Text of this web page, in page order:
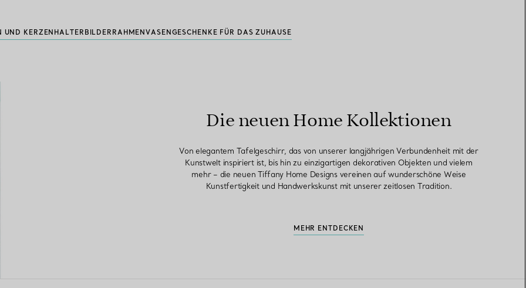
UND KERZENHALTER BILDERRAHMENVASEN GESCHENKE FÜR DAS ZUHAUSE
Die neuen Home Kollektionen
Von elegantem Tafelgeschirr, das von unserer langjährigen Verbundenheit mit der
Kunstwelt inspiriert ist, bis hin zu einzigartigen dekorativen Objekten und vielem
mehr – die neuen Tiffany Home Designs vereinen auf wunderschöne Weise
Kunstfertigkeit und Handwerkskunst mit unserer zeitlosen Tradition.
MEHR ENTDECKEN